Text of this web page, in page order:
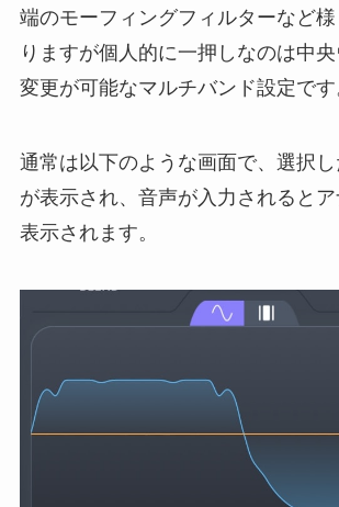
端のモーフィングフィルターなど
りますが個人的に一押しなのは中
変更が可能なマルチバンド設定です
通常は以下のような画面で、選択
が表示され、音声が入力されると
表示されます。